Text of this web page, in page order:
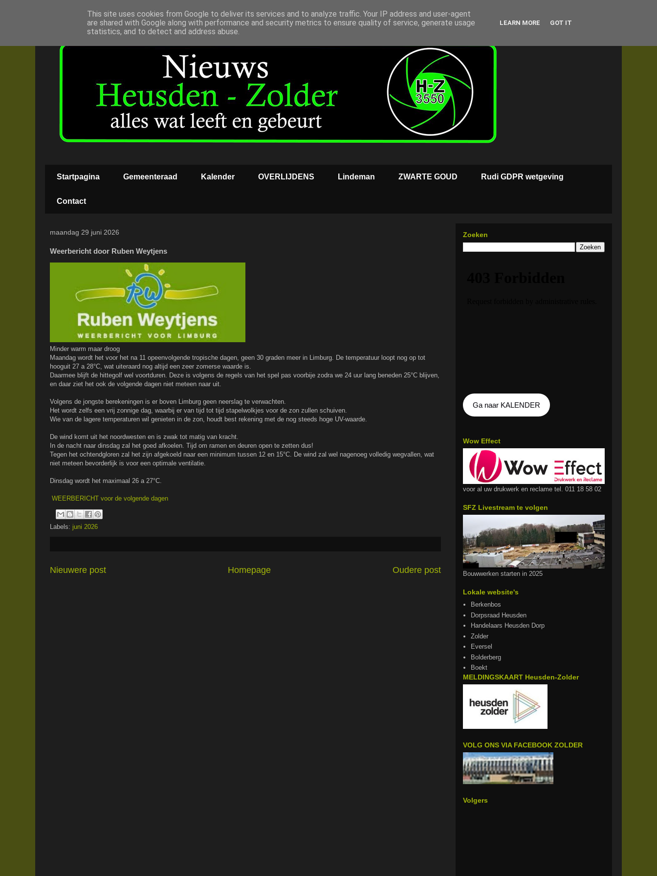
Startpagina Gemeenteraad Kalender OVERLIJDENS Lindeman ZWARTE GOUD Rudi GDPR wetgeving
Contact
maandag 29 juni 2026
Weerbericht door Ruben Weytjens
Minder warm maar droog
Maandag wordt het voor het na 11 opeenvolgende tropische dagen, geen 30 graden meer in Limburg. De temperatuur loopt nog op tot
hooguit 27 a 28°C, wat uiteraard nog altijd een zeer zomerse waarde is.
Daarmee blijft de hittegolf wel voortduren. Deze is volgens de regels van het spel pas voorbije zodra we 24 uur lang beneden 25°C blijven,
en daar ziet het ook de volgende dagen niet meteen naar uit.
Volgens de jongste berekeningen is er boven Limburg geen neerslag te verwachten.
Het wordt zelfs een vrij zonnige dag, waarbij er van tijd tot tijd stapelwolkjes voor de zon zullen schuiven.
Wie van de lagere temperaturen wil genieten in de zon, houdt best rekening met de nog steeds hoge UV-waarde.
De wind komt uit het noordwesten en is zwak tot matig van kracht.
In de nacht naar dinsdag zal het goed afkoelen. Tijd om ramen en deuren open te zetten dus!
Tegen het ochtendgloren zal het zijn afgekoeld naar een minimum tussen 12 en 15°C. De wind zal wel nagenoeg volledig wegvallen, wat
niet meteen bevorderlijk is voor een optimale ventilatie.
Dinsdag wordt het maximaal 26 a 27°C.
WEERBERICHT voor de volgende dagen
Labels: juni 2026
Nieuwere post Oudere post
Homepage
Zoeken
Ga naar KALENDER
Wow Effect
voor al uw drukwerk en reclame tel. 011 18 58 02
SFZ Livestream te volgen
Bouwwerken starten in 2025
Lokale website's
Berkenbos
Dorpsraad Heusden
Handelaars Heusden Dorp
Zolder
Eversel
Bolderberg
Boekt
MELDINGSKAART Heusden-Zolder
VOLG ONS VIA FACEBOOK ZOLDER
Volgers
This site uses cookies from Google to deliver its services and to analyze traffic. Your IP address and user-agent
are shared with Google along with performance and security metrics to ensure quality of service, generate usage
statistics, and to detect and address abuse.
LEARN MORE GOT IT